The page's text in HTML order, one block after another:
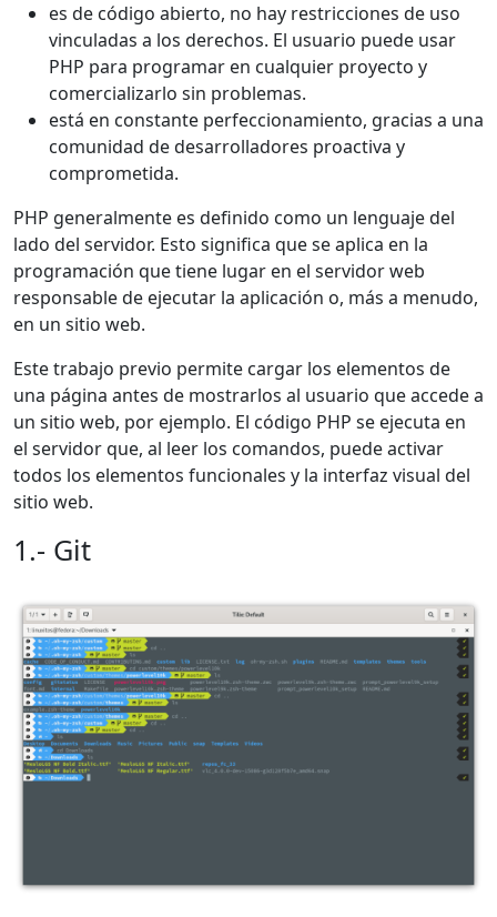
es de código abierto, no hay restricciones de uso
vinculadas a los derechos. El usuario puede usar
PHP para programar en cualquier proyecto y
comercializarlo sin problemas.
está en constante perfeccionamiento, gracias a una
comunidad de desarrolladores proactiva y
comprometida.
PHP generalmente es definido como un lenguaje del
lado del servidor. Esto significa que se aplica en la
programación que tiene lugar en el servidor web
responsable de ejecutar la aplicación o, más a menudo,
en un sitio web.
Este trabajo previo permite cargar los elementos de
una página antes de mostrarlos al usuario que accede a
un sitio web, por ejemplo. El código PHP se ejecuta en
el servidor que, al leer los comandos, puede activar
todos los elementos funcionales y la interfaz visual del
sitio web.
1.- Git